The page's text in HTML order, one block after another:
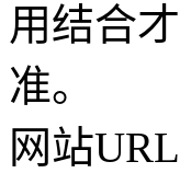
用结合
准。
网站